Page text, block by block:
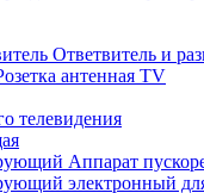
Ответвитель и
антенная TV
телевидения
Аппарат